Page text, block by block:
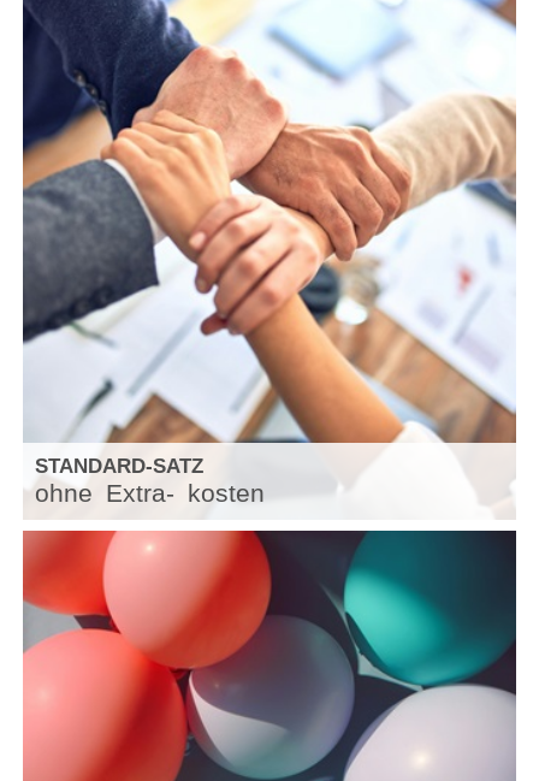
STANDARD-SATZ
ohne Extra- kosten